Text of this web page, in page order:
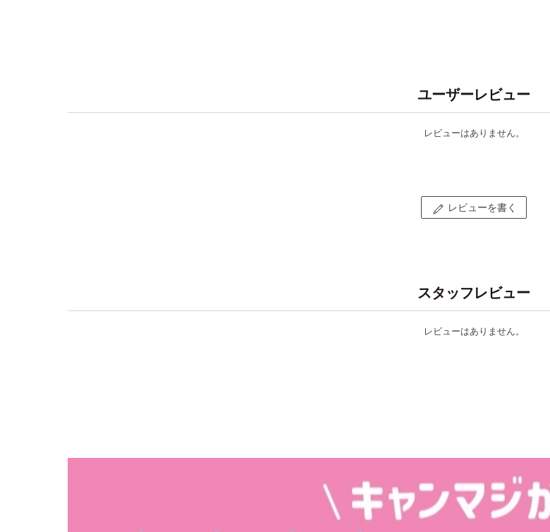
ユーザーレビュー
レビューはありません。
レビューを書く
スタッフレビュー
レビューはありません。